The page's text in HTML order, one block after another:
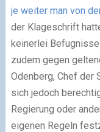
je weiter man von
der Klageschrift
keinerlei
zudem gegen
Odenberg, Chef
sich jedoch
Regierung oder
eigenen Regeln